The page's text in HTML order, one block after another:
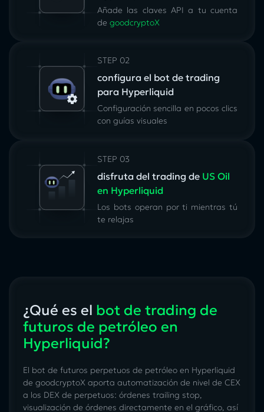
Añade las claves API a tu cuenta
de goodcryptoX
STEP 02
configura el bot de trading
para Hyperliquid
Configuración sencilla en pocos clics
con guías visuales
STEP 03
disfruta del trading de US Oil
en Hyperliquid
Los bots operan por ti mientras tú
te relajas
¿Qué es el bot de trading de
futuros de petróleo en
Hyperliquid?
El bot de futuros perpetuos de petróleo en Hyperliquid
de goodcryptoX aporta automatización de nivel de CEX
a los DEX de perpetuos: órdenes trailing stop,
visualización de órdenes directamente en el gráfico, así